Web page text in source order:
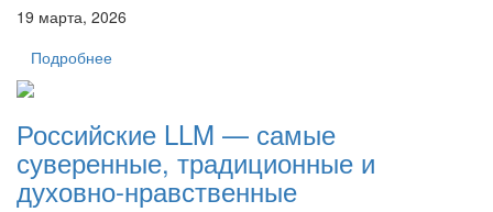
19 марта, 2026
Подробнее
Российские LLM — самые
суверенные, традиционные и
духовно-нравственные